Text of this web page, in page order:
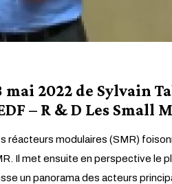
mai 2022 de Sylvain
– R & D Les Small
modulaires (SMR)
Il met ensuite en perspective le
un panorama des acteurs